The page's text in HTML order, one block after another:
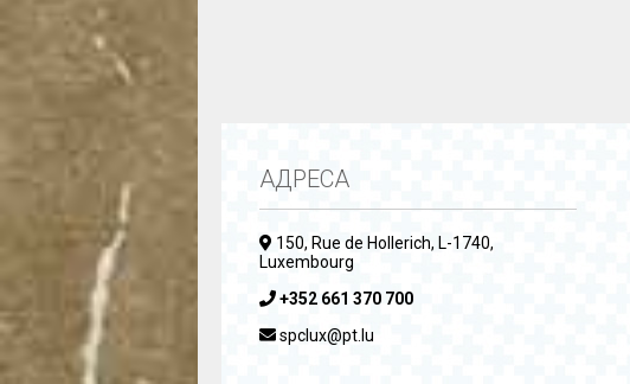
АДРЕСА
150, Rue de Hollerich, L-1740,
Luxembourg
+352 661 370 700
spclux@pt.lu